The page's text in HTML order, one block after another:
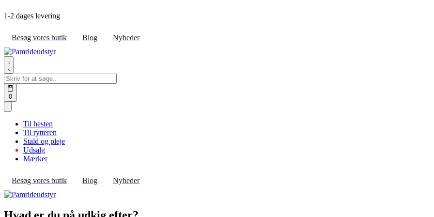
to
1-2 dages levering
Besøg vores butik Blog Nyheder
Search
for:
0Open
cart
Til hesten
Til rytteren
Stald og pleje
Udsalg
Mærker
Besøg vores butik Blog Nyheder